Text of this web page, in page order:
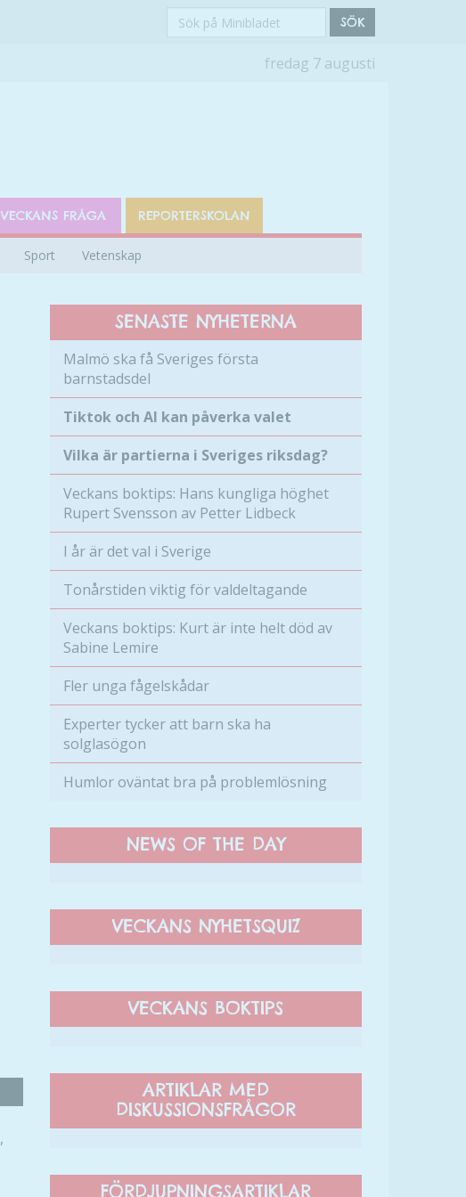
Sök
SÖK
fredag 7 augusti
VECKANS FRÅGA REPORTERSKOLAN
Sport Vetenskap
,
SENASTE NYHETERNA
Malmö ska få Sveriges första
barnstadsdel
Tiktok och AI kan påverka valet
Vilka är partierna i Sveriges riksdag?
Veckans boktips: Hans kungliga höghet
Rupert Svensson av Petter Lidbeck
I år är det val i Sverige
Tonårstiden viktig för valdeltagande
Veckans boktips: Kurt är inte helt död av
Sabine Lemire
Fler unga fågelskådar
Experter tycker att barn ska ha
solglasögon
Humlor oväntat bra på problemlösning
NEWS OF THE DAY
VECKANS NYHETSQUIZ
VECKANS BOKTIPS
ARTIKLAR MED
DISKUSSIONSFRÅGOR
FÖRDJUPNINGSARTIKLAR